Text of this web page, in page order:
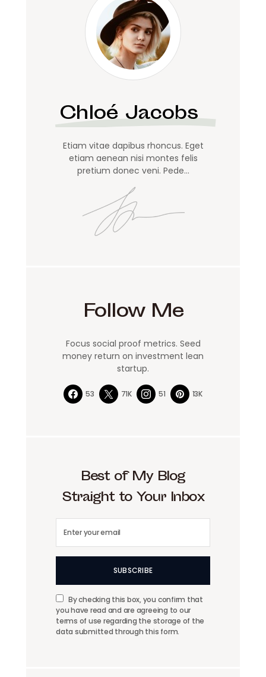
Chloé Jacobs
Etiam vitae dapibus rhoncus. Eget
etiam aenean nisi montes felis
pretium donec veni. Pede…
Follow Me
Focus social proof metrics. Seed
money return on investment lean
startup.
53 71K 51 13K
Best of My Blog
Straight to Your Inbox
SUBSCRIBE
By checking this box, you confirm that
you have read and are agreeing to our
terms of use regarding the storage of the
data submitted through this form.